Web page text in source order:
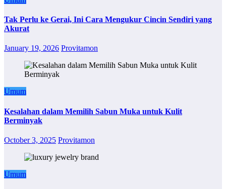
Tak Perlu ke Gerai, Ini Cara Mengukur Cincin Sendiri yang
Akurat
January 19, 2026 Provitamon
Umum
Kesalahan dalam Memilih Sabun Muka untuk Kulit
Berminyak
October 3, 2025 Provitamon
Umum